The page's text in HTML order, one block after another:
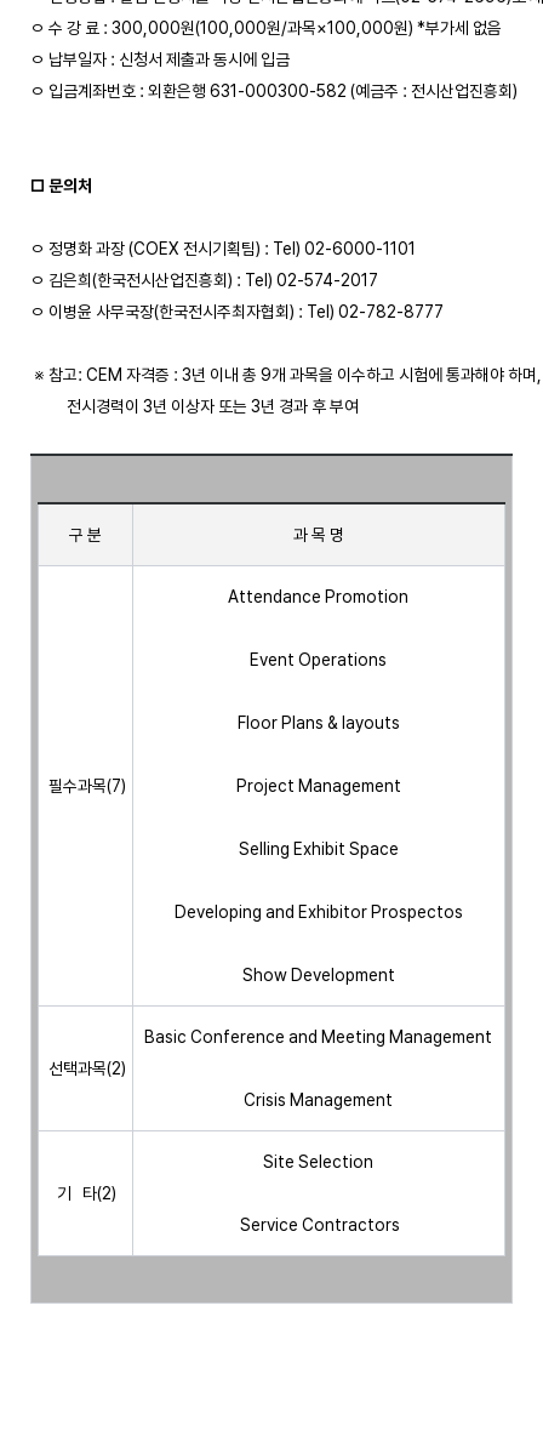
ㅇ 수 강 료 : 300,000원(100,000원/과목×100,000원) *부가세 없음
ㅇ 납부일자 : 신청서 제출과 동시에 입금
ㅇ 입금계좌번호 : 외환은행 631-000300-582 (예금주 : 전시산업진흥회)
□ 문의처
ㅇ 정명화 과장 (COEX 전시기획팀) : Tel) 02-6000-1101
ㅇ 김은희(한국전시산업진흥회) : Tel) 02-574-2017
ㅇ 이병윤 사무국장(한국전시주최자협회) : Tel) 02-782-8777
※ 참고: CEM 자격증 : 3년 이내 총 9개 과목을 이수하고 시험에 통과해야 하며,
          전시경력이 3년 이상자 또는 3년 경과 후 부여
구 분 과 목 명
필수과목(7)
Attendance Promotion
Event Operations
Floor Plans & layouts
Project Management
Selling Exhibit Space
Developing and Exhibitor Prospectos
Show Development
선택과목(2)
Basic Conference and Meeting Management
Crisis Management
기   타(2)
Site Selection
Service Contractors